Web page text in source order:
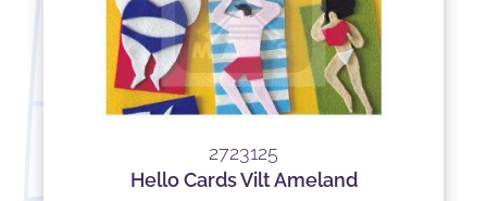
2723125
Hello Cards Vilt Ameland